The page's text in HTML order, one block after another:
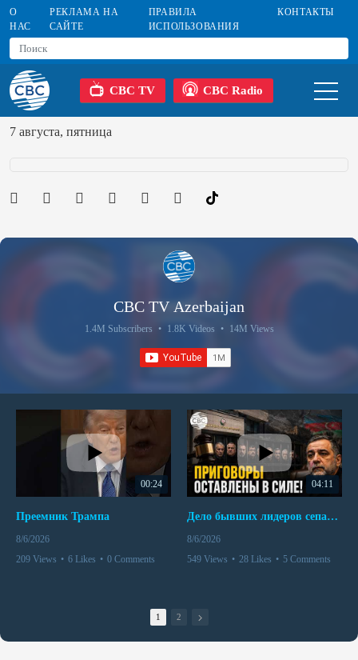
О
НАС
РЕКЛАМА НА
САЙТЕ
ПРАВИЛА
ИСПОЛЬЗОВАНИЯ
КОНТАКТЫ
CBC TV CBC Radio
7 августа, пятница
CBC TV Azerbaijan
1.4M Subscribers • 1.8K Videos • 14M Views
00:24
Преемник Трампа
8/6/2026
209 Views • 6 Likes • 0 Comments
04:11
Дело бывших лидеров сепаратистского режима в Карабахе
8/6/2026
549 Views • 28 Likes • 5 Comments
1 2